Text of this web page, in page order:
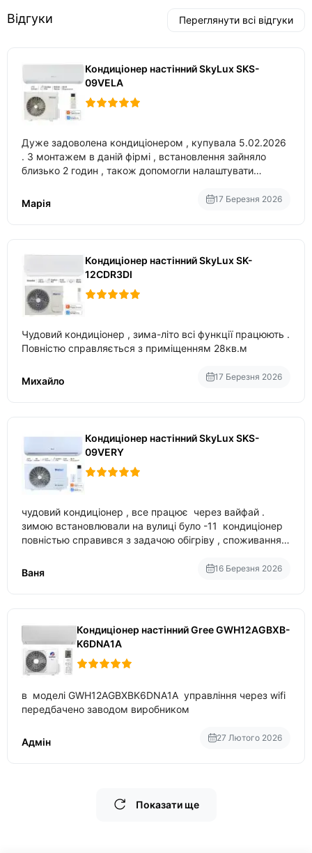
Відгуки Переглянути всі відгуки
Кондиціонер настінний SkyLux SKS-
09VELA
Дуже задоволена кондиціонером , купувала 5.02.2026
. З монтажем в даній фірмі , встановлення зайняло
близько 2 годин , також допомогли налаштувати
Марія
17 Березня 2026
Кондиціонер настінний SkyLux SK-
12CDR3DI
Чудовий кондиціонер , зима-літо всі функції працюють .
Повністю справляється з приміщенням 28кв.м
Михайло 17 Березня 2026
Кондиціонер настінний SkyLux SKS-
09VERY
чудовий кондиціонер , все працює через вайфай .
зимою встановлювали на вулиці було -11 кондиціонер
повністью справився з задачою обігріву , споживання
температури
Ваня 16 Березня 2026
Кондиціонер настінний Gree GWH12AGBXB-
K6DNA1A
в моделі GWH12AGBXBK6DNA1A управління через wifi
передбачено заводом виробником
Адмін 27 Лютого 2026
Показати ще